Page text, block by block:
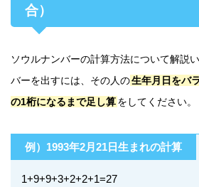
合）
ソウルナンバーの計算方法について解説
バーを出すには、その人の生年月日をバ
の1桁になるまで足し算をしてください。
例）1993年2月21日生まれの計算
1+9+9+3+2+2+1=27